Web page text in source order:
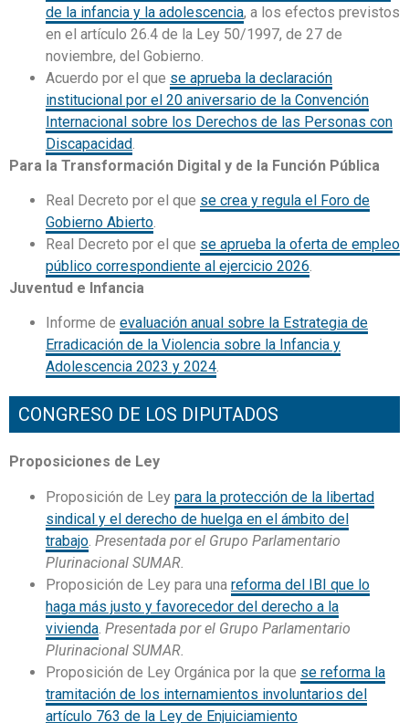
de la infancia y la adolescencia, a los efectos previstos
en el artículo 26.4 de la Ley 50/1997, de 27 de
noviembre, del Gobierno.
Acuerdo por el que se aprueba la declaración
institucional por el 20 aniversario de la Convención
Internacional sobre los Derechos de las Personas con
Discapacidad
Para la Transformación Digital y de la Función Pública
Real Decreto por el que se crea y regula el Foro de
Gobierno Abierto.
Real Decreto por el que se aprueba la oferta de empleo
público correspondiente al ejercicio 2026.
Juventud e Infancia
Informe de evaluación anual sobre la Estrategia de
Erradicación de la Violencia sobre la Infancia y
Adolescencia 2023 y 2024.
CONGRESO DE LOS DIPUTADOS
Proposiciones de Ley
Proposición de Ley para la protección de la libertad
sindical y el derecho de huelga en el ámbito del
trabajo. Presentada por el Grupo Parlamentario
Plurinacional SUMAR.
Proposición de Ley para una reforma del IBI que lo
haga más justo y favorecedor del derecho a la
vivienda. Presentada por el Grupo Parlamentario
Plurinacional SUMAR.
Proposición de Ley Orgánica por la que se reforma la
tramitación de los internamientos involuntarios del
artículo 763 de la Ley de Enjuiciamiento